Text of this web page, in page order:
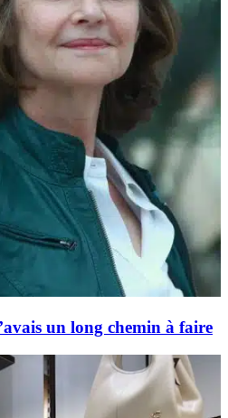
un long chemin à faire